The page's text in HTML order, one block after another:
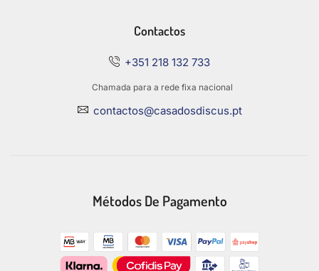
Contactos
+351 218 132 733
Chamada para a rede fixa nacional
contactos@casadosdiscus.pt
Métodos De Pagamento